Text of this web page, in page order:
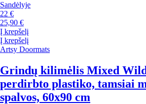
Sandėlyje
22 €
25,90 €
Į krepšelį
Į krepšelį
Artsy Doormats
Grindų kilimėlis Mixed
perdirbto plastiko, tamsiai
spalvos, 60x90 cm